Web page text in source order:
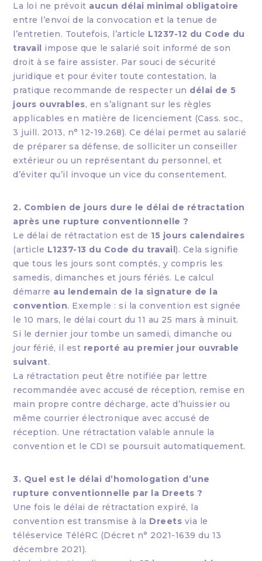
La loi ne prévoit aucun délai minimal obligatoire
entre l’envoi de la convocation et la tenue de
l’entretien. Toutefois, l’article L1237-12 du Code du
travail impose que le salarié soit informé de son
droit à se faire assister. Par souci de sécurité
juridique et pour éviter toute contestation, la
pratique recommande de respecter un délai de 5
jours ouvrables, en s’alignant sur les règles
applicables en matière de licenciement (Cass. soc.,
3 juill. 2013, n° 12-19.268). Ce délai permet au salarié
de préparer sa défense, de solliciter un conseiller
extérieur ou un représentant du personnel, et
d’éviter qu’il invoque un vice du consentement.
2. Combien de jours dure le délai de rétractation
après une rupture conventionnelle ?
Le délai de rétractation est de 15 jours calendaires
(article L1237-13 du Code du travail). Cela signifie
que tous les jours sont comptés, y compris les
samedis, dimanches et jours fériés. Le calcul
démarre au lendemain de la signature de la
convention. Exemple : si la convention est signée
le 10 mars, le délai court du 11 au 25 mars à minuit.
Si le dernier jour tombe un samedi, dimanche ou
jour férié, il est reporté au premier jour ouvrable
suivant.
La rétractation peut être notifiée par lettre
recommandée avec accusé de réception, remise en
main propre contre décharge, acte d’huissier ou
même courrier électronique avec accusé de
réception. Une rétractation valable annule la
convention et le CDI se poursuit automatiquement.
3. Quel est le délai d’homologation d’une
rupture conventionnelle par la Dreets ?
Une fois le délai de rétractation expiré, la
convention est transmise à la Dreets via le
téléservice TéléRC (Décret n° 2021-1639 du 13
décembre 2021).